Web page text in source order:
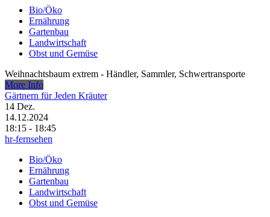
Bio/Öko
Ernährung
Gartenbau
Landwirtschaft
Obst und Gemüse
Weihnachtsbaum extrem - Händler, Sammler, Schwertransporte
More Info
Gärtnern für Jeden Kräuter
14 Dez.
14.12.2024
18:15 - 18:45
hr-fernsehen
Bio/Öko
Ernährung
Gartenbau
Landwirtschaft
Obst und Gemüse